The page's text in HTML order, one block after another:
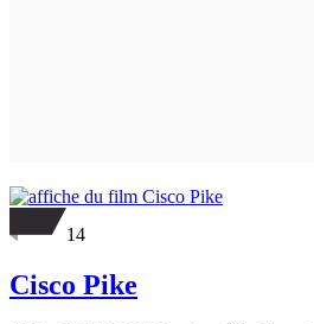
14
Cisco Pike